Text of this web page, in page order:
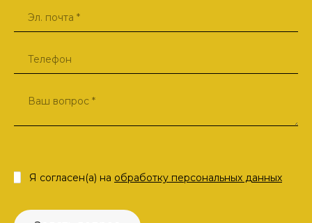
Я согласен(а) на обработку персональных данных